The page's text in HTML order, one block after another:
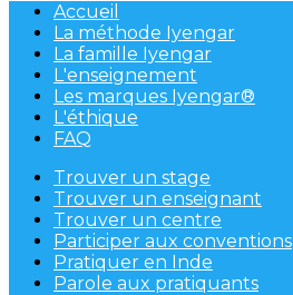
Accueil
La méthode Iyengar
La famille Iyengar
L'enseignement
Les marques Iyengar®
L'éthique
FAQ
Trouver un stage
Trouver un enseignant
Trouver un centre
Participer aux conventions
Pratiquer en Inde
Parole aux pratiquants